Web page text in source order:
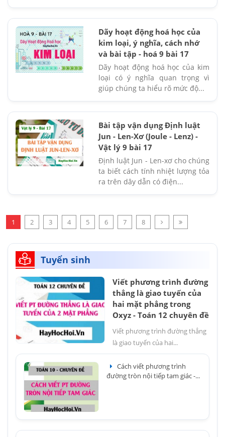
Dãy hoạt động hoá học của
kim loại, ý nghĩa, cách nhớ
và bài tập - hoá 9 bài 17
Dãy hoạt động hoá học của kim
loại có ý nghĩa quan trọng vì
giúp chúng ta hiểu rõ mức độ...
Bài tập vận dụng Định luật
Jun - Len-Xơ (Joule - Lenz) -
Vật lý 9 bài 17
Định luật Jun - Len-xơ cho chúng
ta biết cách tính nhiệt lượng tỏa
ra trên dây dẫn có điện...
1 2 3 4 5 6 7 8
Tuyển sinh
Viết phương trình đường
thẳng là giao tuyến của
hai mặt phẳng trong
Oxyz - Toán 12 chuyên đề
Viết phương trình đường thẳng
là giao tuyến của hai...
Cách viết phương trình
đường tròn nội tiếp tam giác -...